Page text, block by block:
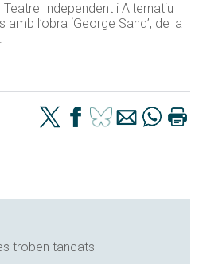
Independent i Alternatiu
l’obra ‘George Sand’, de la
troben tancats